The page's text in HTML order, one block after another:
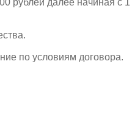
рублей далее начиная с 1
по условиям договора.